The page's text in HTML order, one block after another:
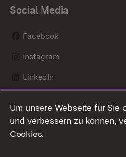
Social Media
Facebook
Instagram
LinkedIn
X / Twitter
Youtube
Um unsere Webseite für Sie
und verbessern zu können,
Cookies.